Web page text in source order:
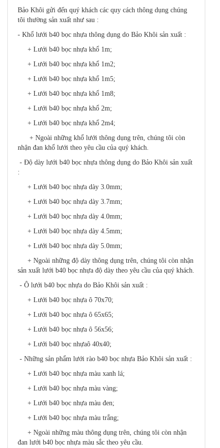
Bảo Khôi gửi đến quý khách các quy cách thông dụng chúng
tôi thường sản xuất như sau :
- Khổ lưới b40 bọc nhựa thông dụng do Bảo Khôi sản xuất :
+ Lưới b40 bọc nhựa khổ 1m;
+ Lưới b40 bọc nhựa khổ 1m2;
+ Lưới b40 bọc nhựa khổ 1m5;
+ Lưới b40 bọc nhựa khổ 1m8;
+ Lưới b40 bọc nhựa khổ 2m;
+ Lưới b40 bọc nhựa khổ 2m4;
+ Ngoài những khổ lưới thông dụng trên, chúng tôi còn
nhận đan khổ lưới theo yêu cầu của quý khách.
- Độ dày lưới b40 bọc nhựa thông dụng do Bảo Khôi sản xuất
:
+ Lưới b40 bọc nhựa dày 3.0mm;
+ Lưới b40 bọc nhựa dày 3.7mm;
+ Lưới b40 bọc nhựa dày 4.0mm;
+ Lưới b40 bọc nhựa dày 4.5mm;
+ Lưới b40 bọc nhựa dày 5.0mm;
+ Ngoài những độ dày thông dụng trên, chúng tôi còn nhận
sản xuất lưới b40 bọc nhựa độ dày theo yêu cầu của quý khách.
- Ô lưới b40 bọc nhựa do Bảo Khôi sản xuất :
+ Lưới b40 bọc nhựa ô 70x70;
+ Lưới b40 bọc nhựa ô 65x65;
+ Lưới b40 bọc nhựa ô 56x56;
+ Lưới b40 bọc nhựaô 40x40;
- Những sản phẩm lưới rào b40 bọc nhựa Bảo Khôi sản xuất :
+ Lưới b40 bọc nhựa màu xanh lá;
+ Lưới b40 bọc nhựa màu vàng;
+ Lưới b40 bọc nhựa màu đen;
+ Lưới b40 bọc nhựa màu trắng;
+ Ngoài những màu thông dụng trên, chúng tôi còn nhận
đan lưới b40 bọc nhựa màu sắc theo yêu cầu.